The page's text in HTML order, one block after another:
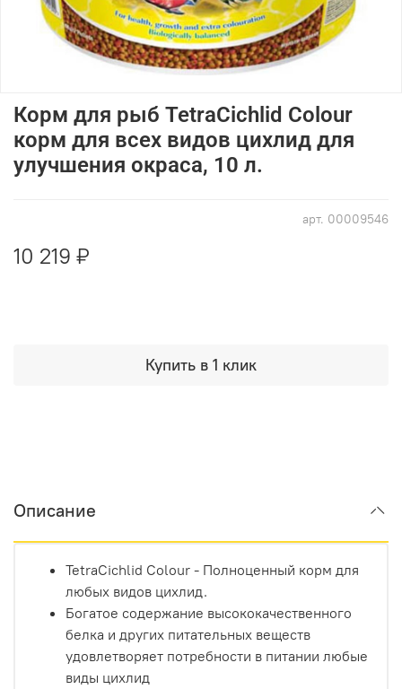
арт. 00009546
Корм для рыб TetraCichlid Colour
корм для всех видов цихлид для
улучшения окраса, 10 л.
10 219 ₽
Купить в 1 клик
Описание
TetraCichlid Colour - Полноценный корм для
любых видов цихлид.
Богатое содержание высококачественного
белка и других питательных веществ
удовлетворяет потребности в питании любые
виды цихлид